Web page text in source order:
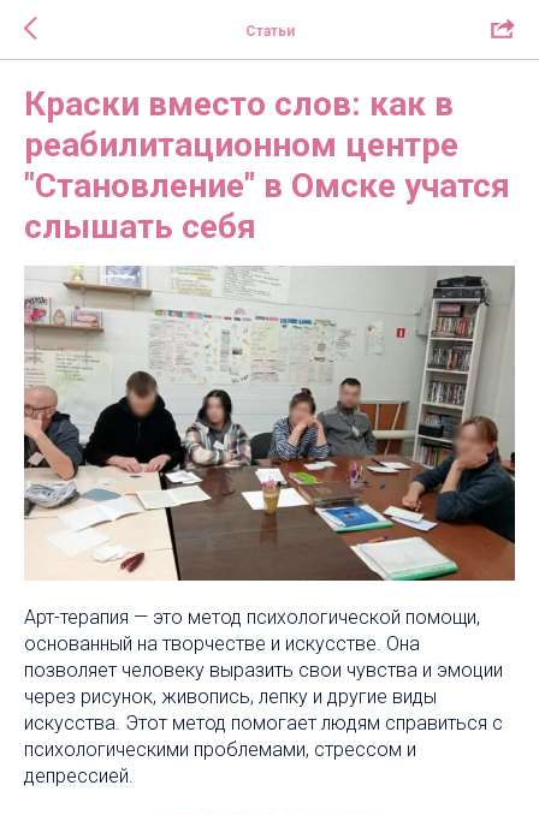
Статьи
Краски вместо слов: как в
реабилитационном центре
"Становление" в Омске учатся
слышать себя
Арт-терапия — это метод психологической помощи,
основанный на творчестве и искусстве. Она
позволяет человеку выразить свои чувства и эмоции
через рисунок, живопись, лепку и другие виды
искусства. Этот метод помогает людям справиться с
психологическими проблемами, стрессом и
депрессией.